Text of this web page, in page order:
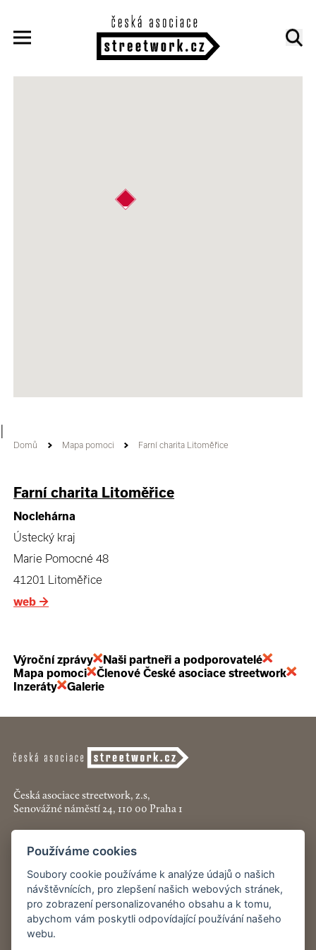
Domů Mapa pomoci Farní charita Litoměřice
Farní charita Litoměřice
Noclehárna
Ústecký kraj
Marie Pomocné 48
41201 Litoměřice
web →
Výroční zprávy
Naši partneři a podporovatelé
Mapa pomoci
Členové České asociace streetwork
Inzeráty
Galerie
Česká asociace streetwork, z.s,
Senovážné náměstí 24, 110 00 Praha 1
+420 774 913 777
asociace@streetwork.cz
Nastavení cookies
Restartshop.cz
Používáme cookies
Soubory cookie používáme k analýze údajů o našich
návštěvnících, pro zlepšení našich webových stránek,
pro zobrazení personalizovaného obsahu a k tomu,
abychom vám poskytli odpovídající používání našeho
webu.